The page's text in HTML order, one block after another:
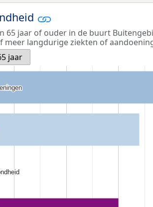
65 jaar of ouder in de buurt
meer langdurige ziekten of
jaar